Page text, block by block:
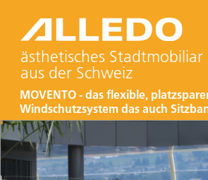
ästhetisches Stadtmobiliar
aus der Schweiz
MOVENTO - das flexible,
Windschutzsystem das auch